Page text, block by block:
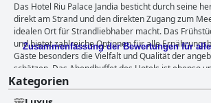
Das Hotel Riu Palace Jandia besticht durch seine
direkt am Strand und den direkten Zugang zum
idealen Ort für Strandliebhaber macht. Das
und bietet zahlreiche Optionen für alle
Gäste besonders die Vielfalt und Qualität der
schätzen. Das Abendbuffet des Hotels ist ebenso
eine bunte Auswahl an Gerichten, die vor allem für
sind. Die Zimmer des Hotels sind geräumig,
Zusammenfassung der Bewertungen für
Kategorien